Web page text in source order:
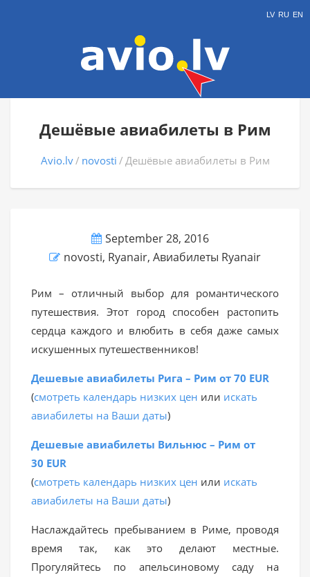
LV RU EN
Дешёвые авиабилеты в Рим
Avio.lv novosti Дешёвые авиабилеты в Рим
September 28, 2016
novosti, Ryanair, Авиабилеты Ryanair
Рим – отличный выбор для романтического
путешествия. Этот город способен растопить
сердца каждого и влюбить в себя даже самых
искушенных путешественников!
Дешевые авиабилеты Рига – Рим от 70 EUR
(смотреть календарь низких цен или искать
авиабилеты на Ваши даты)
Дешевые авиабилеты Вильнюс – Рим от
30 EUR
(смотреть календарь низких цен или искать
авиабилеты на Ваши даты)
Наслаждайтесь пребыванием в Риме, проводя
время так, как это делают местные.
Прогуляйтесь по апельсиновому саду на